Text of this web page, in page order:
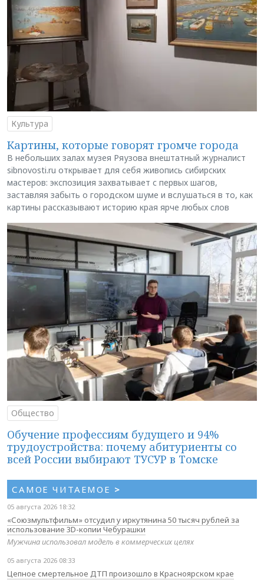
Культура
Картины, которые говорят громче города
В небольших залах музея Ряузова внештатный журналист
sibnovosti.ru открывает для себя живопись сибирских
мастеров: экспозиция захватывает с первых шагов,
заставляя забыть о городском шуме и вслушаться в то, как
картины рассказывают историю края ярче любых слов
Общество
Обучение профессиям будущего и 94%
трудоустройства: почему абитуриенты со
всей России выбирают ТУСУР в Томске
САМОЕ ЧИТАЕМОЕ >
05 августа 2026 18:32
«Союзмультфильм» отсудил у иркутянина 50 тысяч рублей за
использование 3D-копии Чебурашки
Мужчина использовал модель в коммерческих целях
05 августа 2026 08:33
Цепное смертельное ДТП произошло в Красноярском крае